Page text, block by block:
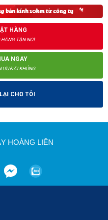
của cổng XFT-02
XFT-02 được cấp dưỡng
Chính vì vậy rất nhiều các
chính xác và hoạt động ổn
HÀNG
HÀNG TẬN NƠI
NGAY
ƯU ĐÃI KHỦNG
CHO TÔI
HOÀNG LIÊN